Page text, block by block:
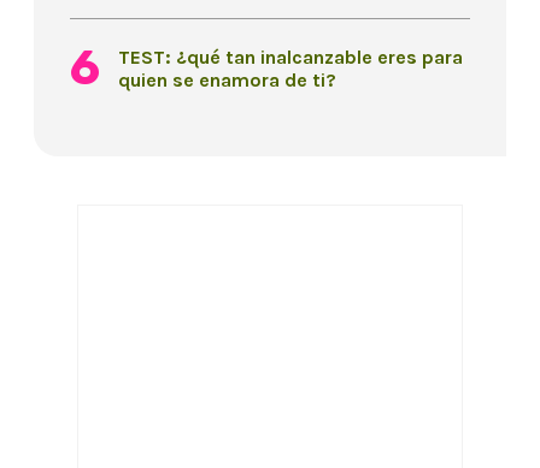
TEST: ¿qué tan inalcanzable eres para
quien se enamora de ti?